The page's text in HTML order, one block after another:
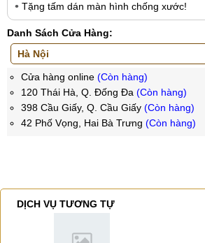
Tặng tấm dán màn hình chống xước!
Danh Sách Cửa Hàng:
Cửa hàng online (Còn hàng)
120 Thái Hà, Q. Đống Đa (Còn hàng)
398 Cầu Giấy, Q. Cầu Giấy (Còn hàng)
42 Phố Vọng, Hai Bà Trưng (Còn hàng)
DỊCH VỤ TƯƠNG TỰ